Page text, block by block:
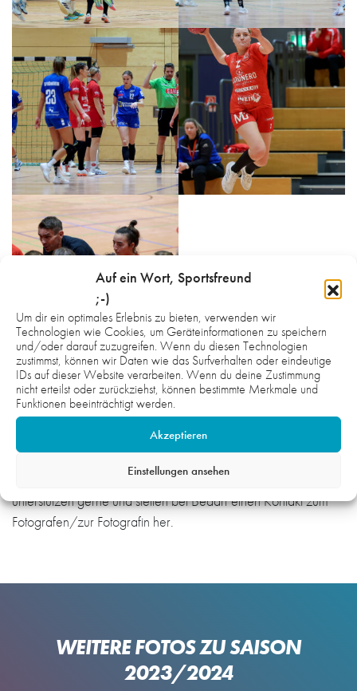
Auf ein Wort, Sportsfreund
;-)
Um dir ein optimales Erlebnis zu bieten, verwenden wir
Technologien wie Cookies, um Geräteinformationen zu speichern
und/oder darauf zuzugreifen. Wenn du diesen Technologien
zustimmst, können wir Daten wie das Surfverhalten oder eindeutige
IDs auf dieser Website verarbeiten. Wenn du deine Zustimmung
nicht erteilst oder zurückziehst, können bestimmte Merkmale und
Funktionen beeinträchtigt werden.
Akzeptieren
Einstellungen ansehen
Hinweis:
Die Fotos auf der gesamten Webseite sind urheberrechtlich
geschützt und nicht zur honorarfreien Übernahme
haben, setzen Sie sich gerne mit uns in Verbindung. Wir
unterstützen gerne und stellen bei Bedarf einen Kontakt zum
Fotografen/zur Fotografin her.
WEITERE FOTOS ZU SAISON
2023/2024